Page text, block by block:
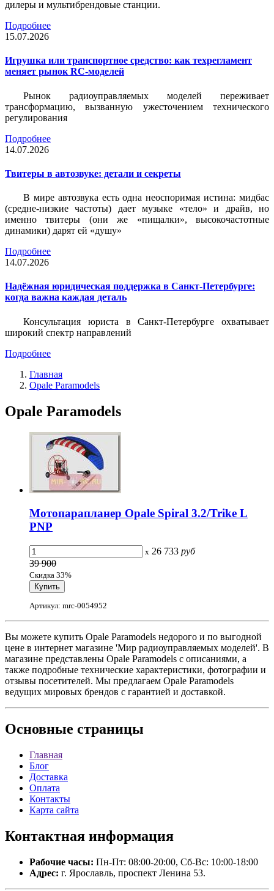
дилеры и мультибрендовые станции.
Подробнее
15.07.2026
Игрушка или транспортное средство: как техрегламент
меняет рынок RC-моделей
Рынок радиоуправляемых моделей переживает
трансформацию, вызванную ужесточением технического
регулирования
Подробнее
14.07.2026
Твитеры в автозвуке: детали и секреты
В мире автозвука есть одна неоспоримая истина: мидбас
(средне-низкие частоты) дает музыке «тело» и драйв, но
именно твитеры (они же «пищалки», высокочастотные
динамики) дарят ей «душу»
Подробнее
14.07.2026
Надёжная юридическая поддержка в Санкт-Петербурге:
когда важна каждая деталь
Консультация юриста в Санкт-Петербурге охватывает
широкий спектр направлений
Подробнее
Главная
Opale Paramodels
Opale Paramodels
Мотопарапланер Opale Spiral 3.2/Trike L
PNP
x 26 733 руб
39 900
Скидка 33%
Артикул: mrc-0054952
Вы можете купить Opale Paramodels недорого и по выгодной
цене в интернет магазине 'Мир радиоуправляемых моделей'. В
магазине представлены Opale Paramodels с описаниями, а
также подробные технические характеристики, фотографии и
отзывы посетителей. Мы предлагаем Opale Paramodels
ведущих мировых брендов с гарантией и доставкой.
Основные страницы
Главная
Блог
Доставка
Оплата
Контакты
Карта сайта
Контактная информация
Рабочие часы: Пн-Пт: 08:00-20:00, Сб-Вс: 10:00-18:00
Адрес: г. Ярославль, проспект Ленина 53.